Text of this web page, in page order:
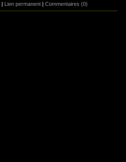
| Lien permanent | Commentaires (0)